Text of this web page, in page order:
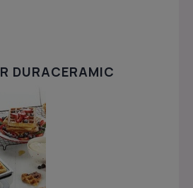
DURACERAMIC